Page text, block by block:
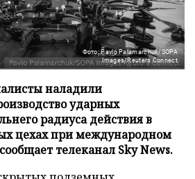
Фото: Pavlo Palamarchuk/SOPA
Images/Reuters Connect
наладили
ударных
радиуса действия в
цехах при международном
телеканал Sky News.